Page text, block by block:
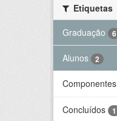
Etiquetas
Graduação
6
Alunos 2
Componentes
Concluídos 1